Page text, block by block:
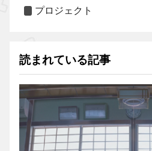
プロジェクト
読まれている記事